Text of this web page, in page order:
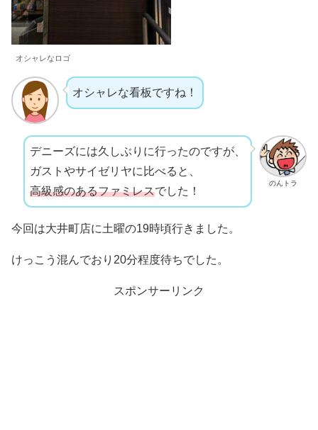
オシャレなロゴ
オシャレな看板ですね！
のんトラ
デニーズには久しぶりに行ったのですが、
ガストやサイゼリヤに比べると、
高級感のあるファミレスでした！
今回は大井町店に土曜の19時頃行きました。
けっこう混んでおり20分程度待ちでした。
スポンサーリンク